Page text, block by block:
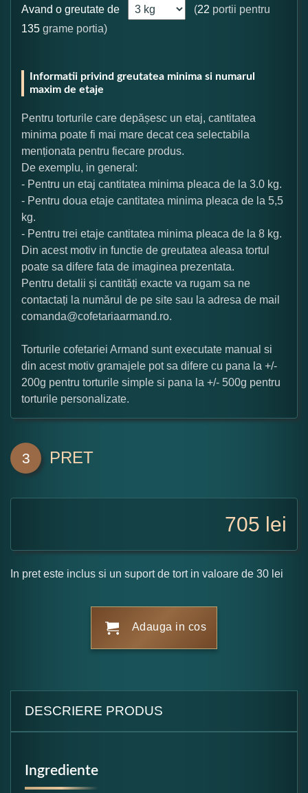
Avand o greutate de (22 portii pentru
135 grame portia)
Informatii privind greutatea minima si numarul
maxim de etaje
Pentru torturile care depășesc un etaj, cantitatea
minima poate fi mai mare decat cea selectabila
menționata pentru fiecare produs.
De exemplu, in general:
- Pentru un etaj cantitatea minima pleaca de la 3.0 kg.
- Pentru doua etaje cantitatea minima pleaca de la 5,5
kg.
- Pentru trei etaje cantitatea minima pleaca de la 8 kg.
Din acest motiv in functie de greutatea aleasa tortul
poate sa difere fata de imaginea prezentata.
Pentru detalii și cantități exacte va rugam sa ne
contactați la numărul de pe site sau la adresa de mail
comanda@cofetariaarmand.ro.
Torturile cofetariei Armand sunt executate manual si
din acest motiv gramajele pot sa difere cu pana la +/-
200g pentru torturile simple si pana la +/- 500g pentru
torturile personalizate.
3 PRET
705 lei
In pret este inclus si un suport de tort in valoare de 30 lei
Adauga in cos
DESCRIERE PRODUS
Ingrediente